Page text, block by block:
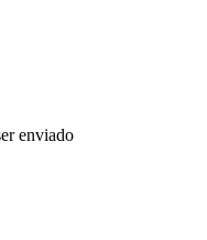
enviado